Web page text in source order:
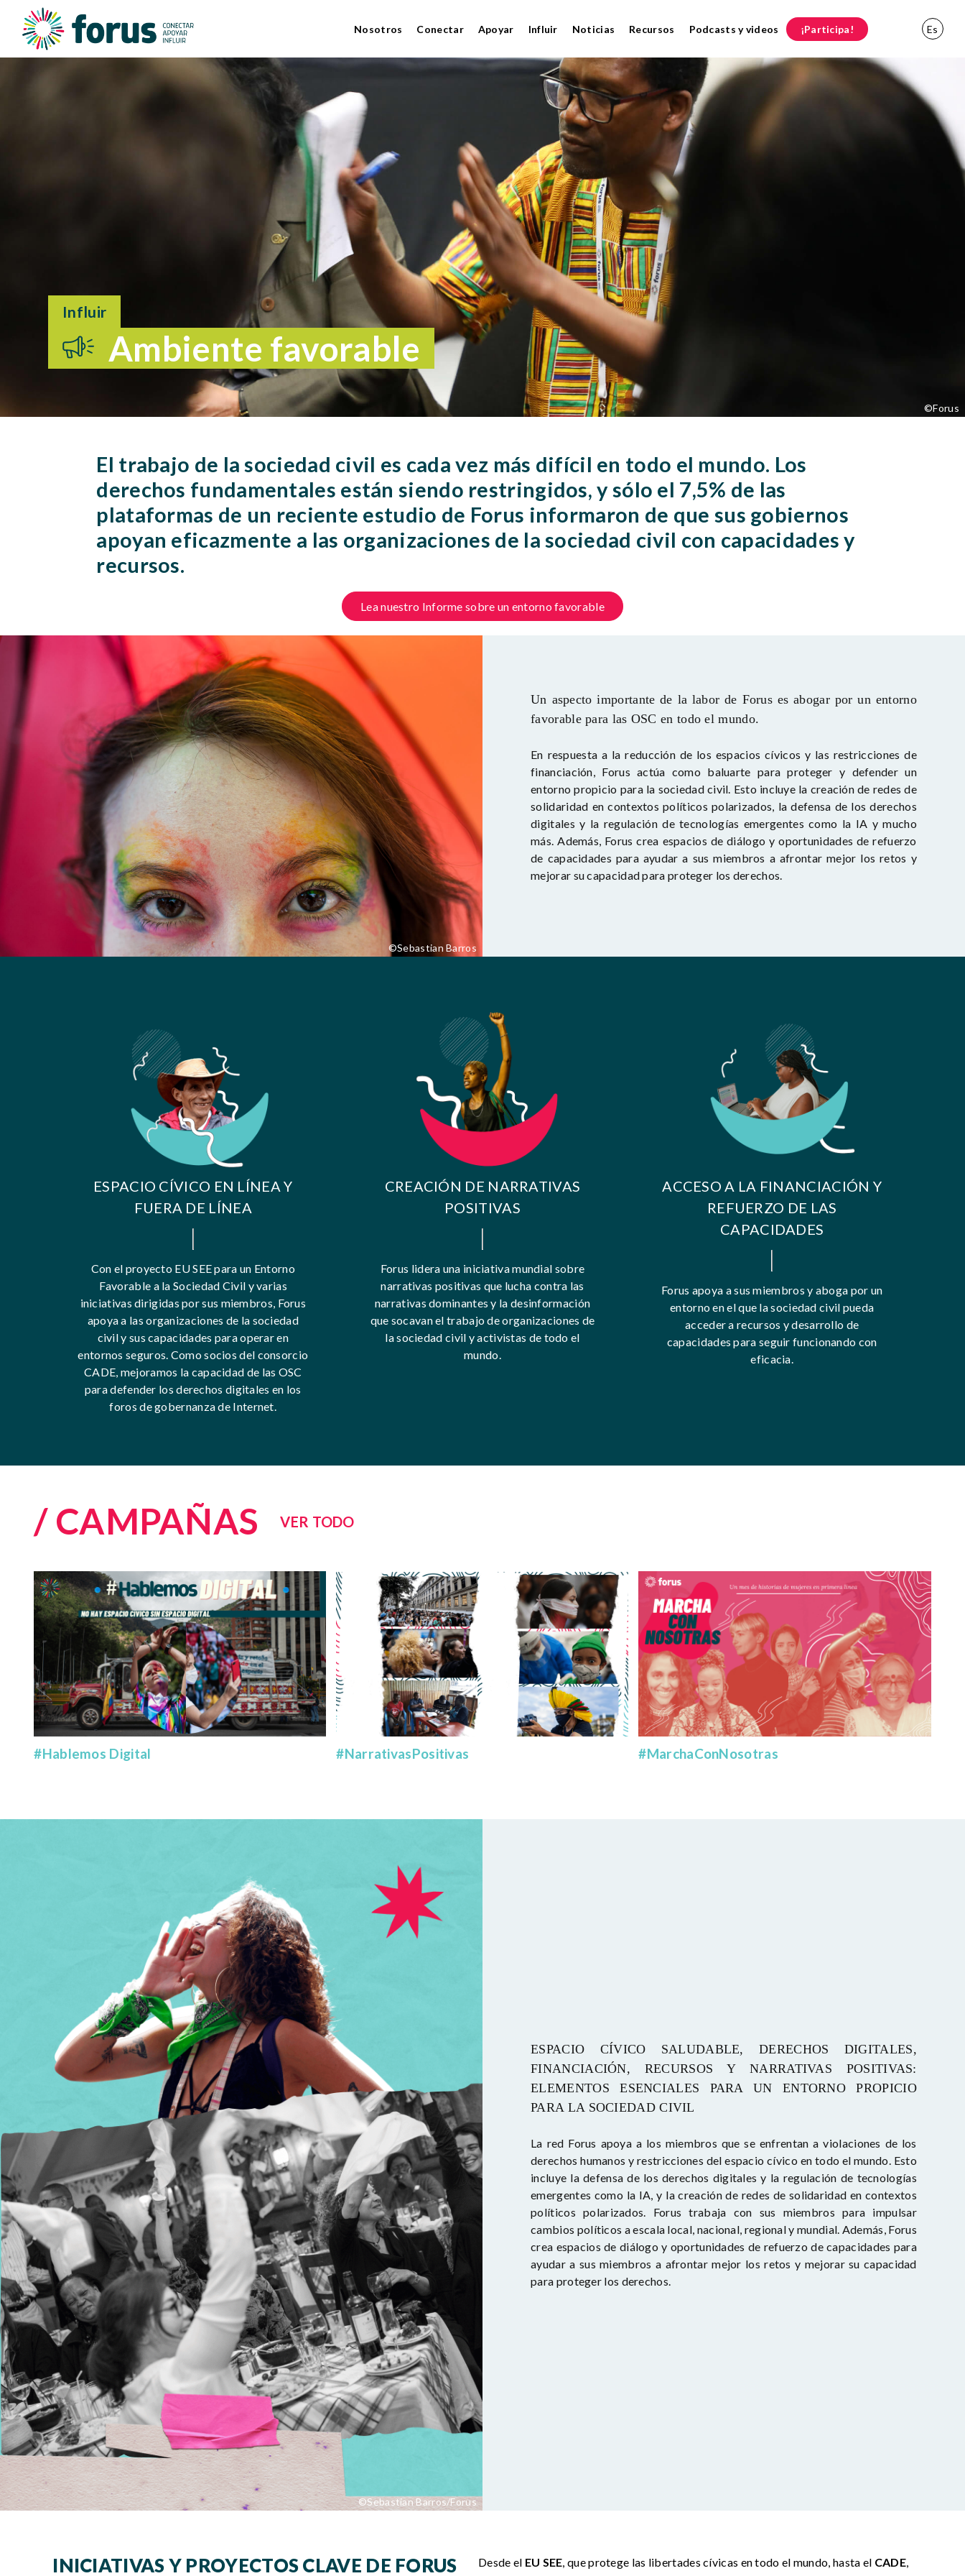
Nosotros Conectar Apoyar Influir Noticias Recursos Podcasts y videos ¡Participa! Es
©Forus
Influir
Ambiente favorable
El trabajo de la sociedad civil es cada vez más difícil en todo el mundo. Los
derechos fundamentales están siendo restringidos, y sólo el 7,5% de las
plataformas de un reciente estudio de Forus informaron de que sus gobiernos
apoyan eficazmente a las organizaciones de la sociedad civil con capacidades y
recursos.
Lea nuestro Informe sobre un entorno favorable
Un aspecto importante de la labor de Forus es abogar por un entorno
favorable para las OSC en todo el mundo.
En respuesta a la reducción de los espacios cívicos y las restricciones de
financiación, Forus actúa como baluarte para proteger y defender un
entorno propicio para la sociedad civil. Esto incluye la creación de redes de
solidaridad en contextos políticos polarizados, la defensa de los derechos
digitales y la regulación de tecnologías emergentes como la IA y mucho
más. Además, Forus crea espacios de diálogo y oportunidades de refuerzo
de capacidades para ayudar a sus miembros a afrontar mejor los retos y
mejorar su capacidad para proteger los derechos.
©Sebastian Barros
ESPACIO CÍVICO EN LÍNEA Y
FUERA DE LÍNEA
Con el proyecto EU SEE para un Entorno
Favorable a la Sociedad Civil y varias
iniciativas dirigidas por sus miembros, Forus
apoya a las organizaciones de la sociedad
civil y sus capacidades para operar en
entornos seguros. Como socios del consorcio
CADE, mejoramos la capacidad de las OSC
para defender los derechos digitales en los
foros de gobernanza de Internet.
CREACIÓN DE NARRATIVAS
POSITIVAS
Forus lidera una iniciativa mundial sobre
narrativas positivas que lucha contra las
narrativas dominantes y la desinformación
que socavan el trabajo de organizaciones de
la sociedad civil y activistas de todo el
mundo.
ACCESO A LA FINANCIACIÓN Y
REFUERZO DE LAS
CAPACIDADES
Forus apoya a sus miembros y aboga por un
entorno en el que la sociedad civil pueda
acceder a recursos y desarrollo de
capacidades para seguir funcionando con
eficacia.
/ CAMPAÑAS VER TODO
#Hablemos Digital #NarrativasPositivas #MarchaConNosotras
ESPACIO CÍVICO SALUDABLE, DERECHOS DIGITALES,
FINANCIACIÓN, RECURSOS Y NARRATIVAS POSITIVAS:
ELEMENTOS ESENCIALES PARA UN ENTORNO PROPICIO
PARA LA SOCIEDAD CIVIL
La red Forus apoya a los miembros que se enfrentan a violaciones de los
derechos humanos y restricciones del espacio cívico en todo el mundo. Esto
incluye la defensa de los derechos digitales y la regulación de tecnologías
emergentes como la IA, y la creación de redes de solidaridad en contextos
políticos polarizados. Forus trabaja con sus miembros para impulsar
cambios políticos a escala local, nacional, regional y mundial. Además, Forus
crea espacios de diálogo y oportunidades de refuerzo de capacidades para
ayudar a sus miembros a afrontar mejor los retos y mejorar su capacidad
para proteger los derechos.
©Sebastian Barros/Forus
INICIATIVAS Y PROYECTOS CLAVE DE FORUS Desde el EU SEE , que protege las libertades cívicas en todo el mundo, hasta el CADE,